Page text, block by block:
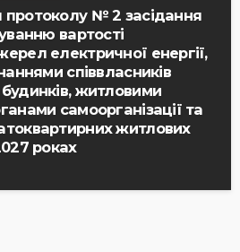
№ 2 засідання
вартості
електричної енергії,
співвласників
житловими
самоорганізації та
житлових
роках